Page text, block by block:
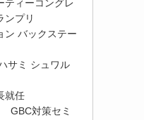
ティーコングレ
ンプリ
ン バックステー
サミ シュワル
就任
GBC対策セミ